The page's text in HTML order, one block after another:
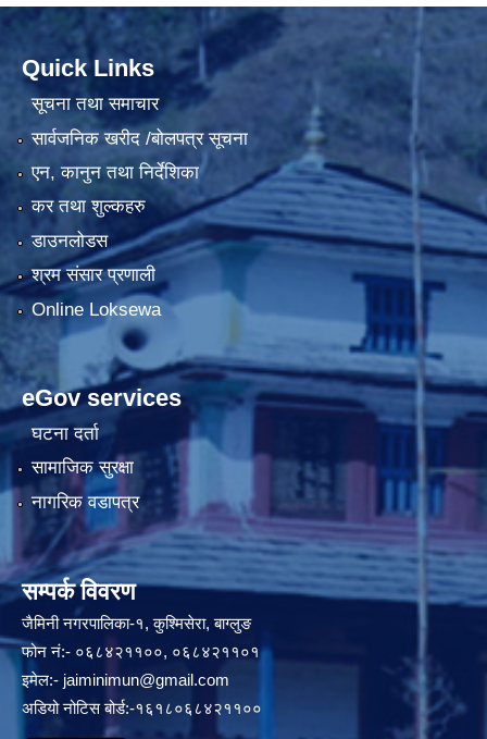
Quick Links
सूचना तथा समाचार
सार्वजनिक खरीद /बोलपत्र सूचना
एन, कानुन तथा निर्देशिका
कर तथा शुल्कहरु
डाउनलोडस
श्रम संसार प्रणाली
Online Loksewa
eGov services
घटना दर्ता
सामाजिक सुरक्षा
नागरिक वडापत्र
सम्पर्क विवरण
जैमिनी नगरपालिका-१, कुश्मिसेरा, बाग्लुङ
फोन नं:- ०६८४२११००, ०६८४२११०१
इमेल:- jaiminimun@gmail.com
अडियो नोटिस बोर्ड:-१६१८०६८४२११००